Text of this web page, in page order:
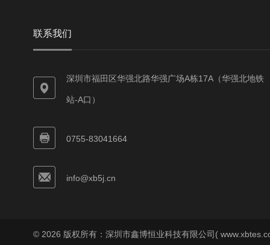
联系我们
深圳市福田区华强北路华强广场A栋17A（华强北地铁
站-A口）
0755-83041664
info@xb5j.cn
© 2026 版权所有：深圳市鑫博恒业科技有限公司(